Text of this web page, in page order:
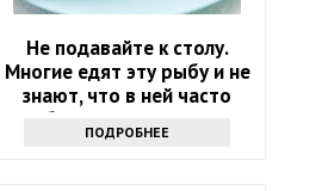
Не подавайте к столу.
Многие едят эту рыбу и не
знают, что в ней часто
бывают паразиты
ПОДРОБНЕЕ